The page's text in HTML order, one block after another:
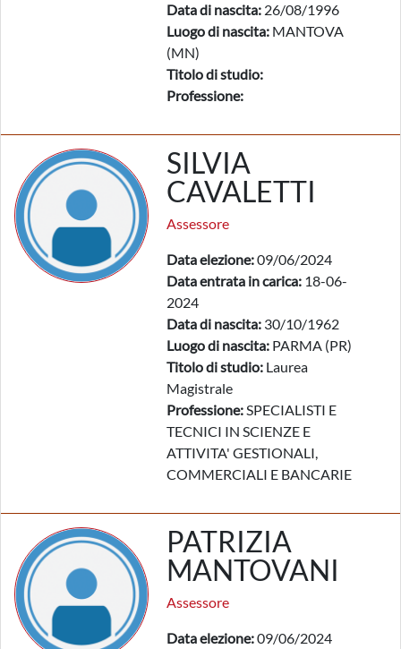
Data di nascita: 26/08/1996
Luogo di nascita: MANTOVA
(MN)
Titolo di studio:
Professione:
SILVIA
CAVALETTI
Assessore
Data elezione:09/06/2024
Data entrata in carica: 18-06-
2024
Data di nascita: 30/10/1962
Luogo di nascita: PARMA (PR)
Titolo di studio: Laurea
Magistrale
Professione:SPECIALISTI E
TECNICI IN SCIENZE E
ATTIVITA' GESTIONALI,
COMMERCIALI E BANCARIE
PATRIZIA
MANTOVANI
Assessore
Data elezione:09/06/2024